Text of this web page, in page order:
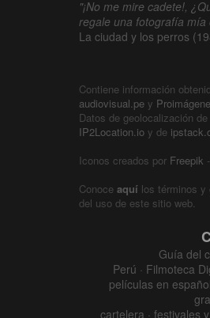
"¡No me mire cadete!,
regale una fotografía mía
La ciudad y los perros
Contiene información
audiovisual.pe y
Datos de geolocalización de
IP2Location.io y de
Iconos creados por Freepik
Conoce aquí los términos y
del uso de este sitio web.
Guía del
Perú · Filmoteca
películas en
cartelera · festivales